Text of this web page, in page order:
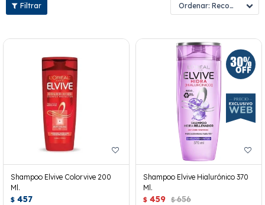
Recomendados
Shampoo Elvive Colorvive 200
Ml.
$ 457
Shampoo Elvive Hialurónico 370
Ml.
$ 459 $ 656